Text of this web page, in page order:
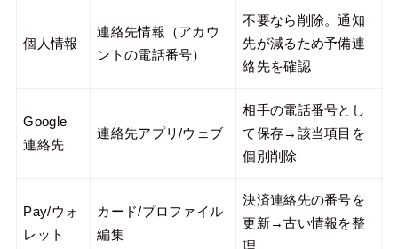
個人情報
連絡先情報（アカウ
ントの電話番号）
不要なら削除。通知
先が減るため予備連
絡先を確認
Google
連絡先
連絡先アプリ/ウェブ
相手の電話番号とし
て保存→該当項目を
個別削除
Pay/ウォ
レット
カード/プロファイル
編集
決済連絡先の番号を
更新→古い情報を整